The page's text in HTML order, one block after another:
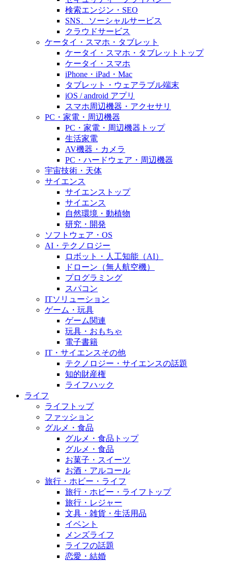
検索エンジン・SEO
SNS、ソーシャルサービス
クラウドサービス
ケータイ・スマホ・タブレット
ケータイ・スマホ・タブレットトップ
ケータイ・スマホ
iPhone・iPad・Mac
タブレット・ウェアラブル端末
iOS / android アプリ
スマホ周辺機器・アクセサリ
PC・家電・周辺機器
PC・家電・周辺機器トップ
生活家電
AV機器・カメラ
PC・ハードウェア・周辺機器
宇宙技術・天体
サイエンス
サイエンストップ
サイエンス
自然環境・動植物
研究・開発
ソフトウェア・OS
AI・テクノロジー
ロボット・人工知能（AI）
ドローン（無人航空機）
プログラミング
スパコン
ITソリューション
ゲーム・玩具
ゲーム関連
玩具・おもちゃ
電子書籍
IT・サイエンスその他
テクノロジー・サイエンスの話題
知的財産権
ライフハック
ライフ
ライフトップ
ファッション
グルメ・食品
グルメ・食品トップ
グルメ・食品
お菓子・スイーツ
お酒・アルコール
旅行・ホビー・ライフ
旅行・ホビー・ライフトップ
旅行・レジャー
文具・雑貨・生活用品
イベント
メンズライフ
ライフの話題
恋愛・結婚